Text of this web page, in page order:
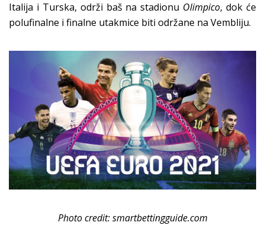
Italija i Turska, održi baš na stadionu Olimpico, dok će
polufinalne i finalne utakmice biti održane na Vembliju.
Photo credit: smartbettingguide.com